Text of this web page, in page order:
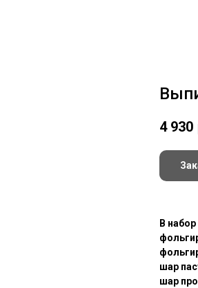
4 930
В
шар
шар